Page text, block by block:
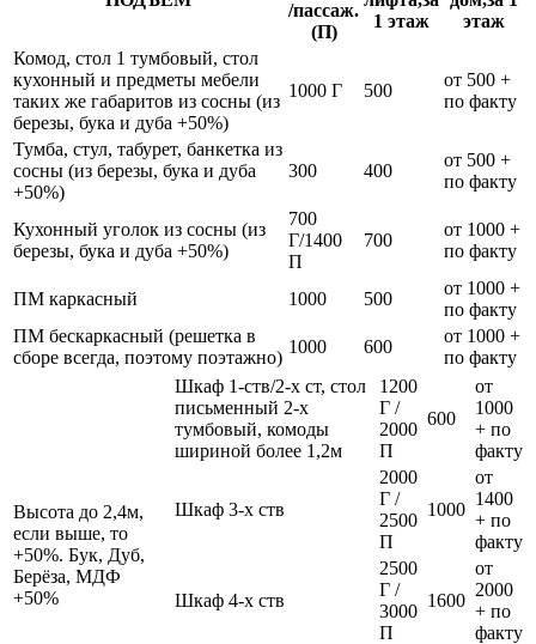
/пассаж.
(П)
1 этаж
этаж
Комод, стол 1 тумбовый, стол
кухонный и предметы мебели
таких же габаритов из сосны (из
березы, бука и дуба +50%)
1000 Г 500
от 500 +
по факту
Тумба, стул, табурет, банкетка из
сосны (из березы, бука и дуба
+50%)
300 400
от 500 +
по факту
Кухонный уголок из сосны (из
березы, бука и дуба +50%)
700
Г/1400
П
700
от 1000 +
по факту
ПМ каркасный 1000 500
от 1000 +
по факту
ПМ бескаркасный (решетка в
сборе всегда, поэтому поэтажно)
1000 600
от 1000 +
по факту
Высота до 2,4м,
если выше, то
+50%. Бук, Дуб,
Берёза, МДФ
+50%
Шкаф 1-ств/2-х ст, стол
письменный 2-х
тумбовый, комоды
шириной более 1,2м
1200
Г /
2000
П
600
от
1000
+ по
факту
Шкаф 3-х ств
2000
Г /
2500
П
1000
от
1400
+ по
факту
Шкаф 4-х ств
2500
Г /
3000
П
1600
от
2000
+ по
факту